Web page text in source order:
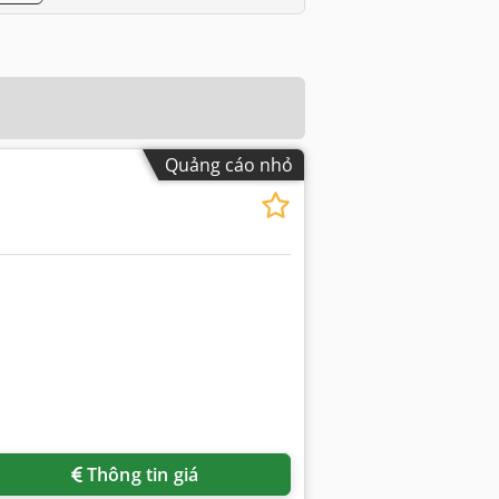
Quảng cáo nhỏ
Thông tin giá